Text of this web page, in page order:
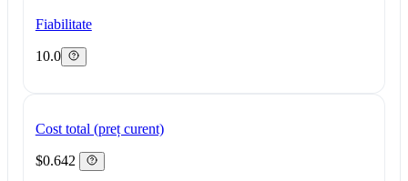
Fiabilitate
10.0
Cost total (preț curent)
$0.642